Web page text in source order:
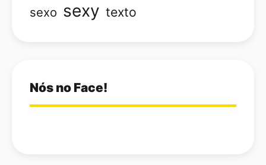
sexo sexy texto
Nós no Face!